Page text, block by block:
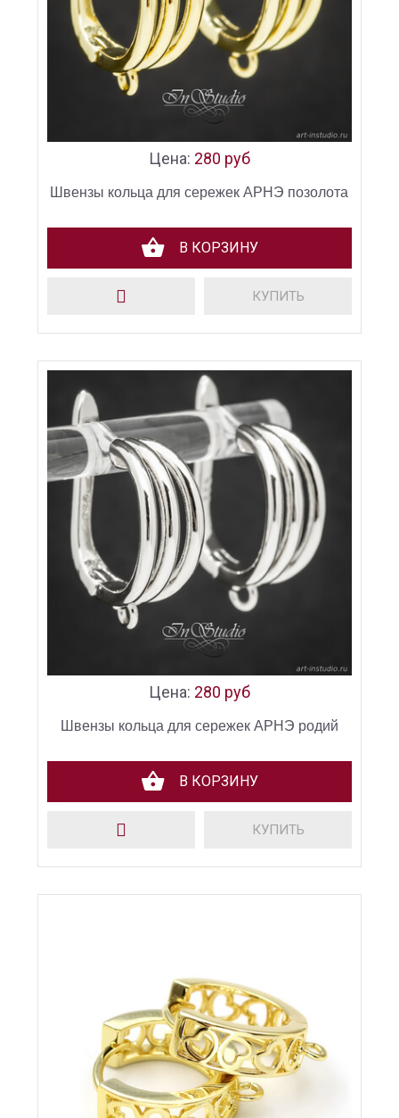
Цена: 280 руб
Швензы кольца для сережек АРНЭ позолота
В КОРЗИНУ
КУПИТЬ
Цена: 280 руб
Швензы кольца для сережек АРНЭ родий
В КОРЗИНУ
КУПИТЬ